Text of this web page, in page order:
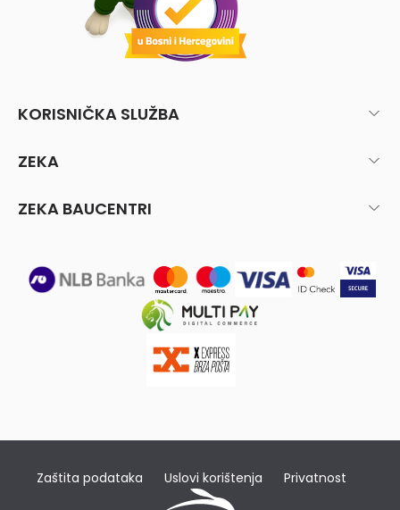
KORISNIČKA SLUŽBA
ZEKA
ZEKA BAUCENTRI
Zaštita podataka Uslovi korištenja Privatnost